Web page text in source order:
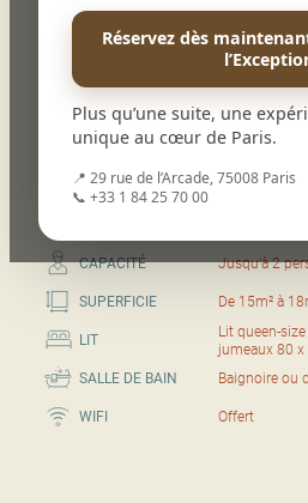
Réservez dès
Plus qu’une suite, une
unique au cœur de Paris.
📍 29 rue de l’Arcade, 75008 Paris
📞 +33 1 84 25 70 00
Matériaux nobles, bruts et patinés,
moulures et objets décoratifs
témoigne avec émotion de
Nous ne pouvons garantir
selon sa couleur ou son ambiance.
Réserver
CAPACITÉ Jusqu’à 2
SUPERFICIE De 15m² à
LIT
Lit queen-
jumeaux 80
SALLE DE BAIN
Baignoire ou
WIFI Offert